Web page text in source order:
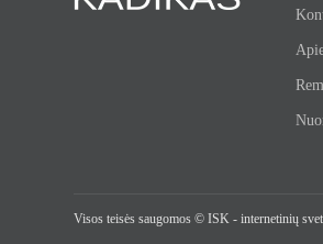
Visos teisės saugomos ©ISK - internetinių